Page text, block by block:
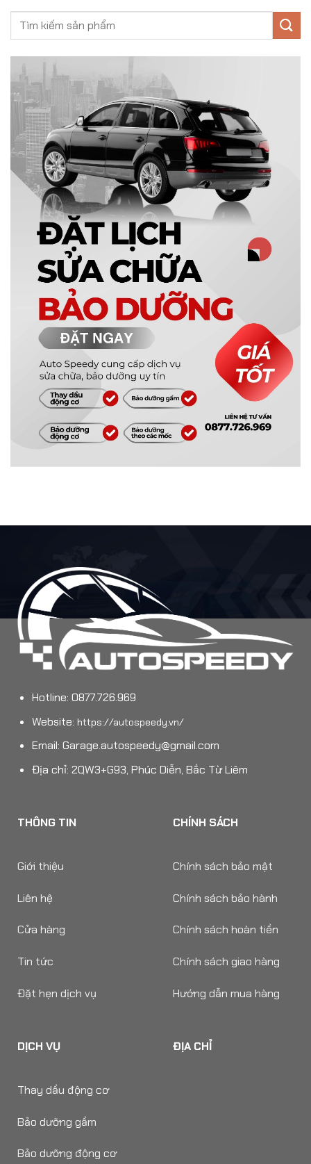
Hotline: 0877.726.969
Website: https://autospeedy.vn/
Email: Garage.autospeedy@gmail.com
Địa chỉ: 2QW3+G93, Phúc Diễn, Bắc Từ Liêm
THÔNG TIN
Giới thiệu
Liên hệ
Cửa hàng
Tin tức
Đặt hẹn dịch vụ
CHÍNH SÁCH
Chính sách bảo mật
Chính sách bảo hành
Chính sách hoàn tiền
Chính sách giao hàng
Hướng dẫn mua hàng
DỊCH VỤ
Thay dầu động cơ
Bảo dưỡng gầm
Bảo dưỡng động cơ
ĐỊA CHỈ